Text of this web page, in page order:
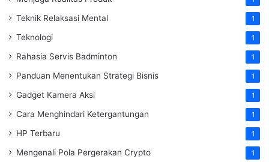
Teknik Relaksasi Mental 1
Teknologi 1
Rahasia Servis Badminton 1
Panduan Menentukan Strategi Bisnis 1
Gadget Kamera Aksi 1
Cara Menghindari Ketergantungan 1
HP Terbaru 1
Mengenali Pola Pergerakan Crypto 1